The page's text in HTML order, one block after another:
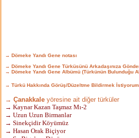
→ Dömeke Yandı Gene notası
→ Dömeke Yandı Gene Türküsünü Arkadaşınıza
→ Dömeke Yandı Gene Albümü (Türkünün Bulunduğu
→ Türkü Hakkında Görüş/Düzeltme Bildirmek İstiyorum
→ Çanakkale yöresine ait diğer türküler
→ Kaynar Kazan Taşmaz Mı-2
→ Uzun Uzun Birmanlar
→ Sinekçidir Köyümüz
→ Hasan Orak Biçiyor